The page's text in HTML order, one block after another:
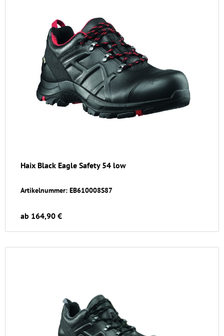
Haix Black Eagle Safety 54 low
Artikelnummer: EB610008S87
ab 164,90 €